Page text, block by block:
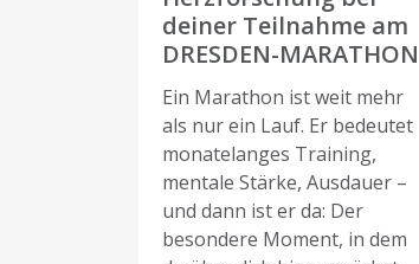
deiner Teilnahme am
DRESDEN-MARATHON
Ein Marathon ist weit mehr
als nur ein Lauf. Er bedeutet
monatelanges Training,
mentale Stärke, Ausdauer –
und dann ist er da: Der
besondere Moment, in dem